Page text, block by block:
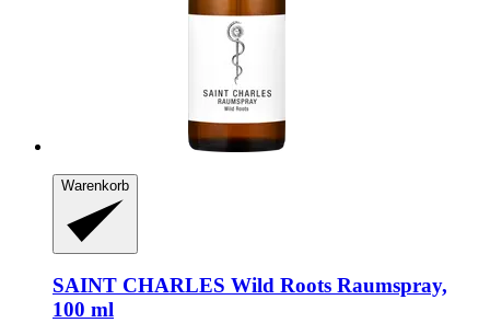
Warenkorb
SAINT CHARLES Wild Roots Raumspray,
100 ml